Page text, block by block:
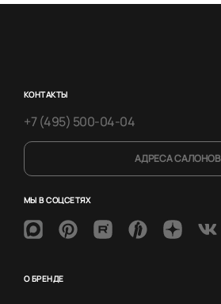
КОНТАКТЫ
+7 (495) 500-04-04
АДРЕСА САЛОНОВ
МЫ В СОЦСЕТЯХ
О БРЕНДЕ